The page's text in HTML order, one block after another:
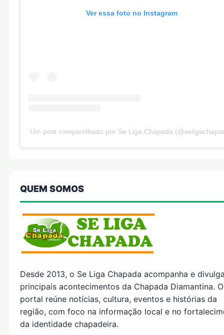
Ver essa foto no Instagram
Um post compartilhado por Se Liga Chapada
QUEM SOMOS
Desde 2013, o Se Liga Chapada acompanha e
principais acontecimentos da Chapada Diamantina. O
portal reúne notícias, cultura, eventos e histórias da
região, com foco na informação local e no
da identidade chapadeira.